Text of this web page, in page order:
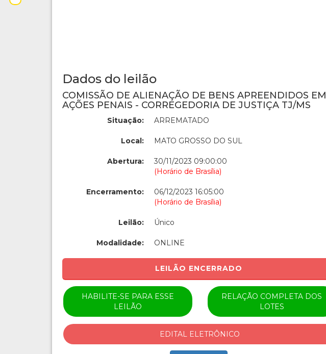
Dados do leilão
COMISSÃO DE ALIENAÇÃO DE BENS APREENDIDOS EM
AÇÕES PENAIS - CORREGEDORIA DE JUSTIÇA TJ/MS
Situação: ARREMATADO
Local: MATO GROSSO DO SUL
Abertura:
30/11/2023 09:00:00
(Horário de Brasília)
Encerramento:
06/12/2023 16:05:00
(Horário de Brasília)
Leilão: Único
Modalidade: ONLINE
LEILÃO ENCERRADO
HABILITE-SE PARA ESSE
LEILÃO
RELAÇÃO COMPLETA DOS
LOTES
EDITAL ELETRÔNICO